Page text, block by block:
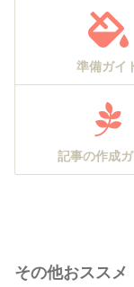
準備ガイ
記事の作成
その他おススメ